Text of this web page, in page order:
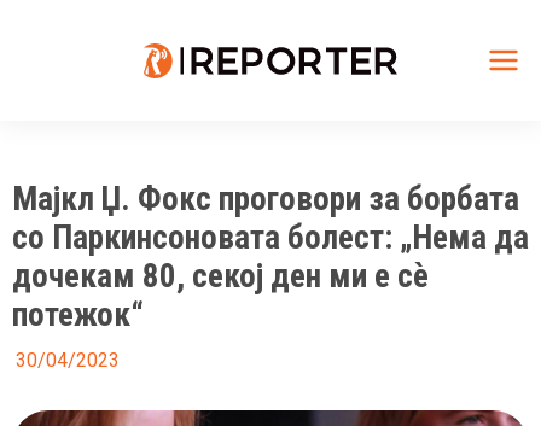
Мајкл Џ. Фокс проговори за борбата
со Паркинсоновата болест: „Нема да
дочекам 80, секој ден ми е сè
потежок“
30/04/2023